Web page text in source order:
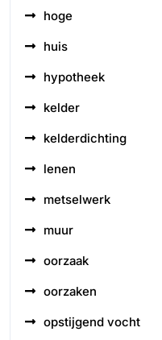
hoge
huis
hypotheek
kelder
kelderdichting
lenen
metselwerk
muur
oorzaak
oorzaken
opstijgend vocht